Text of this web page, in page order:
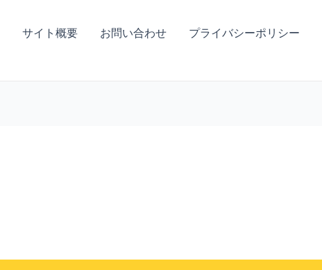
サイト概要 お問い合わせ プライバシーポリシー